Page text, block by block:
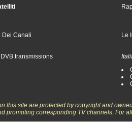
Dei Canali Le
transmissions
this site are protected by copyright and
promoting corresponding TV channels. For